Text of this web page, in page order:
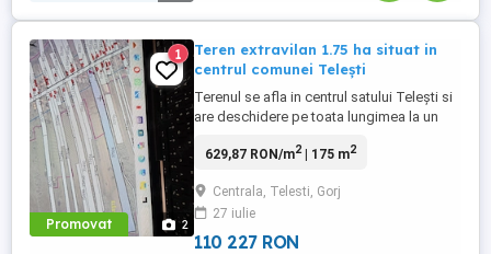
Promovat 2
1
Teren extravilan 1.75 ha situat in
centrul comunei Telești
Terenul se afla in centrul satului Telești si
are deschidere pe toata lungimea la un
37926
629,87 RON/m2| 175 m2
Centrala, Telesti, Gorj
27 iulie
110 227 RON